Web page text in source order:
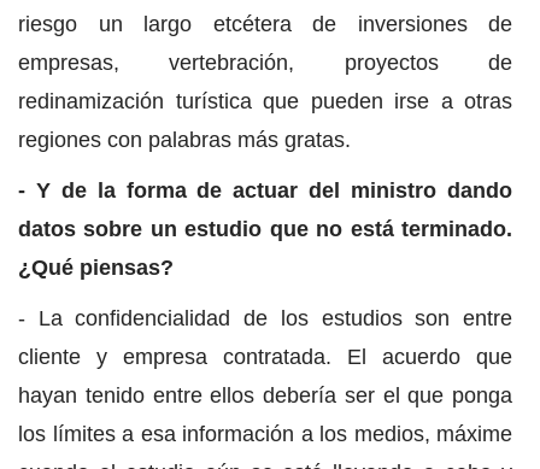
riesgo un largo etcétera de inversiones de
empresas, vertebración, proyectos de
redinamización turística que pueden irse a otras
regiones con palabras más gratas.
- Y de la forma de actuar del ministro dando
datos sobre un estudio que no está terminado.
¿Qué piensas?
- La confidencialidad de los estudios son entre
cliente y empresa contratada. El acuerdo que
hayan tenido entre ellos debería ser el que ponga
los límites a esa información a los medios, máxime